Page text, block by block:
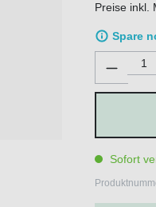
Preise inkl.
Spare
Produkt
Sofort